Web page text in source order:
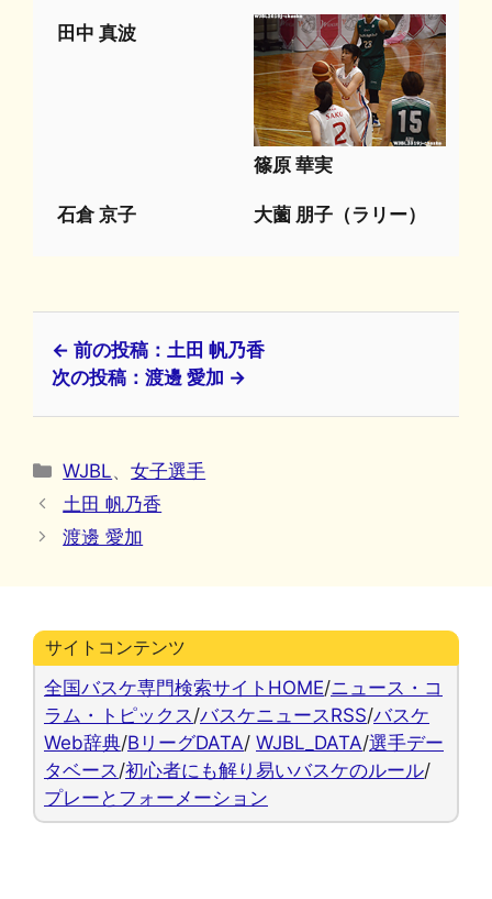
田中 真波
篠原 華実
石倉 京子 大薗 朋子（ラリー）
← 前の投稿：土田 帆乃香
次の投稿：渡邊 愛加 →
カ
テ
リ
WJBL、女子選手
土田 帆乃香
渡邊 愛加
サイトコンテンツ
全国バスケ専門検索サイトHOME/ニュース・コ
ラム・トピックス /バスケニュースRSS/バスケ
Web辞典/BリーグDATA/ WJBL_DATA/選手デー
タベース /初心者にも解り易いバスケのルール/
プレーとフォーメーション